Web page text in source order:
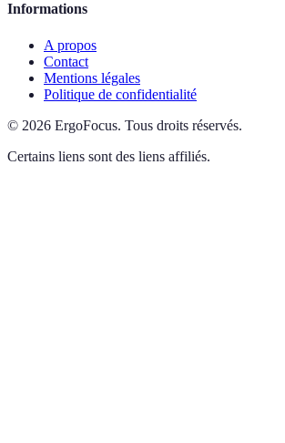
Informations
A propos
Contact
Mentions légales
Politique de confidentialité
© 2026 ErgoFocus. Tous droits réservés.
Certains liens sont des liens affiliés.